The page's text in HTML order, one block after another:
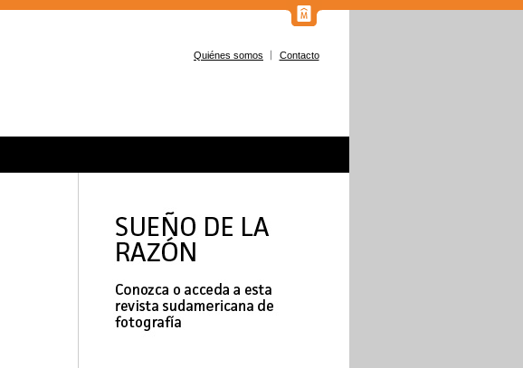
Quiénes somos Contacto